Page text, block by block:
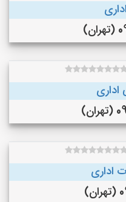
اداری
اداری